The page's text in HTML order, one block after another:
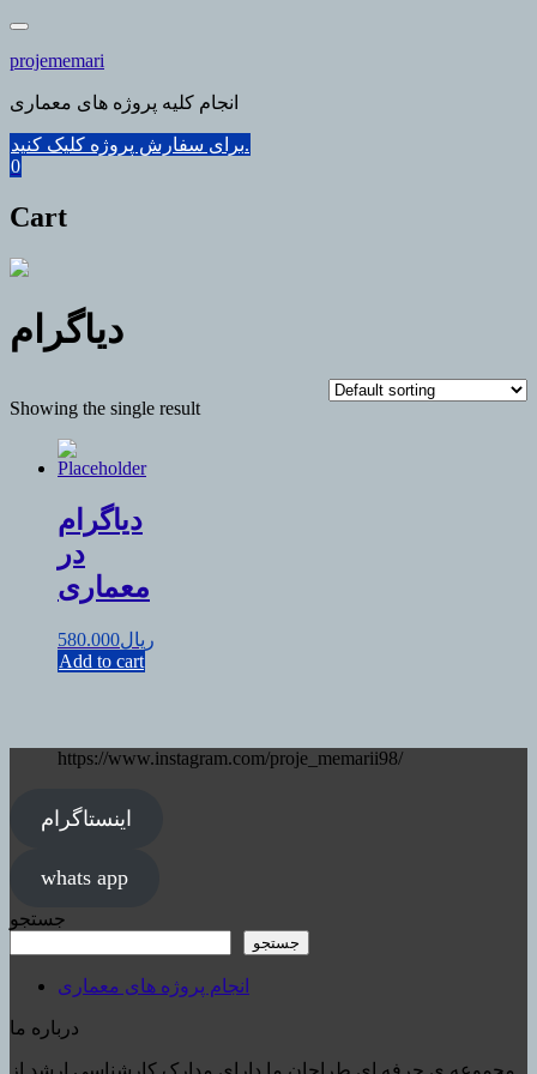
Skip
content
projememari
انجام کلیه پروژه های معماری
برای سفارش پروژه کلیک کنید.
0
Cart
دیاگرام
Showing the single result
دیاگرام
در
معماری
ریال580.000
Add to cart
https://www.instagram.com/proje_memarii98/
اینستاگرام
whats app
جستجو
جستجو
انجام پروژه های معماری
درباره ما